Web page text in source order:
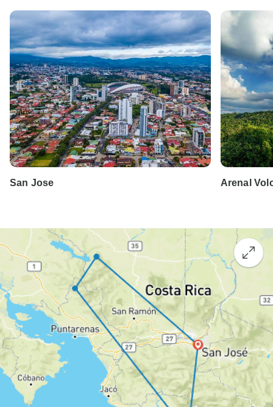
San Jose Arenal